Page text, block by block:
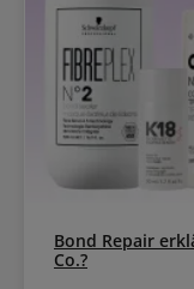
Bond Repair
Co.?